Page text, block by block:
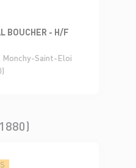
BOUCHER - H/F
Monchy-Saint-Eloi